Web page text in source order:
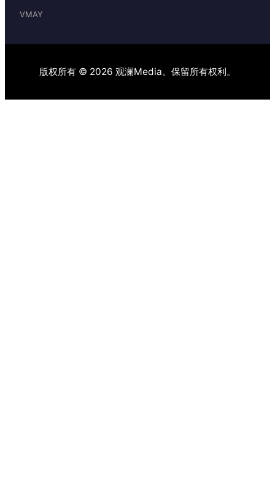
VMAY
版权所有 © 2026 观澜Media。保留所有权利。